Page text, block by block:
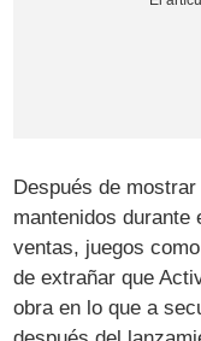
Después de
mantenidos durante
ventas, juegos
de extrañar que
obra en lo que a